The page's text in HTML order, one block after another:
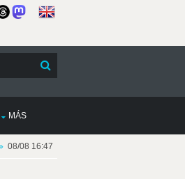
MÁS
08/08 16:47